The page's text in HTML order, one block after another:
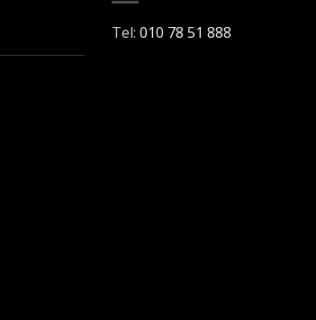
Tel: 010 78 51 888